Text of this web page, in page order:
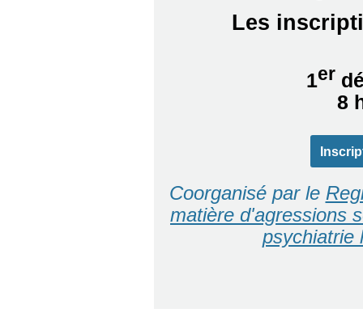
Les
1er
8
Coorganisé par le
matière d'agressions
psychiatrie